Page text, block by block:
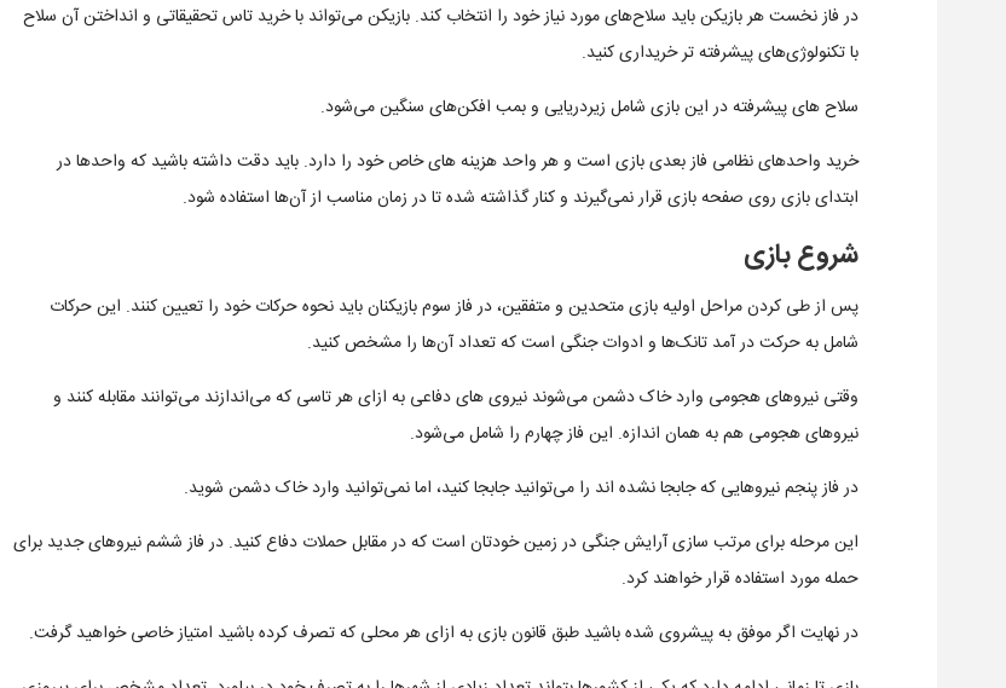
در فاز نخست هر بازیکن باید سلاح‌های مورد نیاز خود را انتخاب کند. بازیکن می‌تواند با خرید تاس تحقیقاتی و انداختن آن سلاح
با تکنولوژی‌های پیشرفته تر خریداری کنید.
سلاح های پیشرفته در این بازی شامل زیردریایی و بمب افکن‌های سنگین می‌شود.
خرید واحدهای نظامی فاز بعدی بازی است و هر واحد هزینه های خاص خود را دارد. باید دقت داشته باشید که واحدها در
ابتدای بازی روی صفحه بازی قرار نمی‌گیرند و کنار گذاشته شده تا در زمان مناسب از آن‌ها استفاده شود.
شروع بازی
پس از طی کردن مراحل اولیه بازی متحدین و متفقین، در فاز سوم بازیکنان باید نحوه حرکات خود را تعیین کنند. این حرکات
شامل به حرکت در آمد تانک‌ها و ادوات جنگی است که تعداد آن‌ها را مشخص کنید.
وقتی نیروهای هجومی وارد خاک دشمن می‌شوند نیروی های دفاعی به ازای هر تاسی که می‌اندازند می‌توانند مقابله کنند و
نیروهای هجومی هم به همان اندازه. این فاز چهارم را شامل می‌شود.
در فاز پنجم نیروهایی که جابجا نشده اند را می‌توانید جابجا کنید، اما نمی‌توانید وارد خاک دشمن شوید.
این مرحله برای مرتب سازی آرایش جنگی در زمین خودتان است که در مقابل حملات دفاع کنید. در فاز ششم نیروهای جدید برای
حمله مورد استفاده قرار خواهند کرد.
در نهایت اگر موفق به پیشروی شده باشید طبق قانون بازی به ازای هر محلی که تصرف کرده باشید امتیاز خاصی خواهید گرفت.